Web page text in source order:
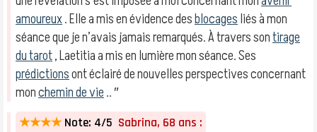
amoureux. Elle a mis en évidence desblocagesliés à mon
séance que je n’avais jamais remarqués. À travers sontirage
du tarot, Laetitia a mis en lumière mon séance. Ses
prédictionsont éclairé de nouvelles perspectives concernant
monchemin de vie.. ″
★★★★ Note: 4/5 Sabrina, 68 ans :